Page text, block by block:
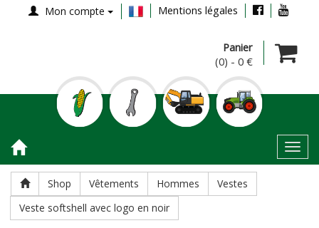
Mon compte Mentions légales
Panier
(0) - 0 €
Shop Vêtements Hommes
Vestes
Veste softshell avec logo en noir